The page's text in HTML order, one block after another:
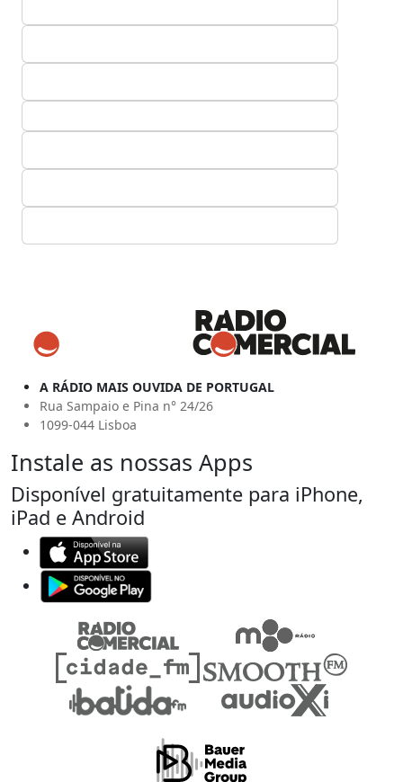
A RÁDIO MAIS OUVIDA DE PORTUGAL
Rua Sampaio e Pina n° 24/26
1099-044 Lisboa
Instale as nossas Apps
Disponível gratuitamente para iPhone,
iPad e Android